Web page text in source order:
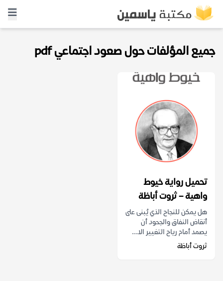
جميع المؤلفات حول صعود اجتماعي pdf
تحميل رواية خيوط
واهية – ثروت أباظة
هل يمكن للنجاح الذي يُبنى على
أنقاض النفاق والجحود أن
يصمد أمام رياح التغيير الا...
ثروت أباظة